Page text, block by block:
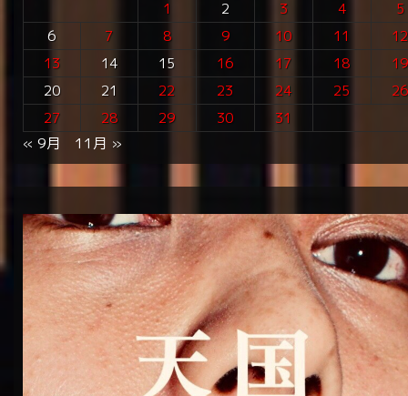
1 2 3 4
5
6
7 8 9 10 11
12
13
14 15 16 17 18
19
20
21 22 23 24 25
26
27
28 29 30 31
« 9月 11月 »